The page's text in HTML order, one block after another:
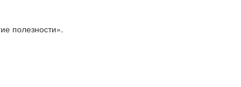
полезности».